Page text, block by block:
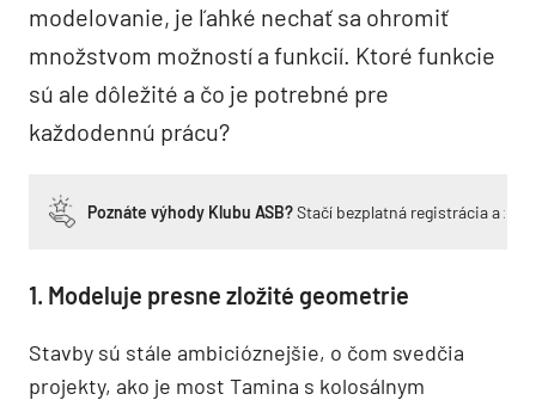
modelovanie, je ľahké nechať sa ohromiť
množstvom možností a funkcií. Ktoré funkcie
sú ale dôležité a čo je potrebné pre
každodennú prácu?
Poznáte výhody Klubu ASB?Stačí bezplatná registrácia a
1. Modeluje presne zložité geometrie
Stavby sú stále ambicióznejšie, o čom svedčia
projekty, ako je most Tamina s kolosálnym